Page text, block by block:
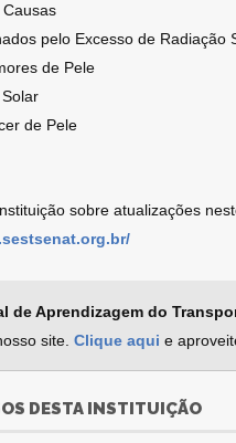
pelo Excesso de Radiação
de Pele
de Pele
sobre atualizações
de Aprendizagem do
site. Clique aqui e
DESTA INSTITUIÇÃO